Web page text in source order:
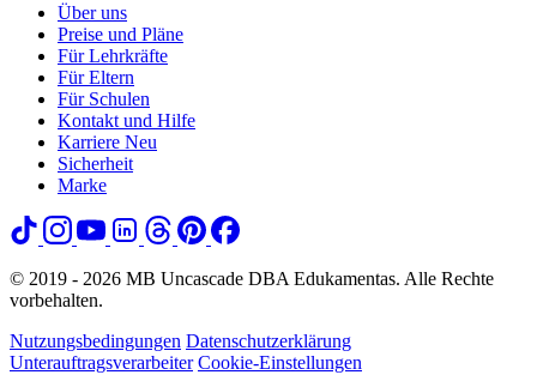
Über uns
Preise und Pläne
Für Lehrkräfte
Für Eltern
Für Schulen
Kontakt und Hilfe
Karriere Neu
Sicherheit
Marke
© 2019 - 2026 MB Uncascade DBA Edukamentas. Alle Rechte
vorbehalten.
Nutzungsbedingungen Datenschutzerklärung
Unterauftragsverarbeiter Cookie-Einstellungen